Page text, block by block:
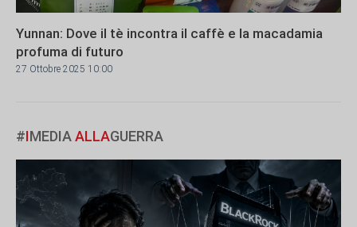
Yunnan: Dove il tè incontra il caffè e la macadamia
profuma di futuro
27 Ottobre 2025 10:00
#IMEDIAALLAGUERRA